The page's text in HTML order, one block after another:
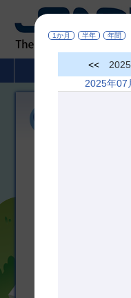
1か月 半年 年間
<<
2025年07